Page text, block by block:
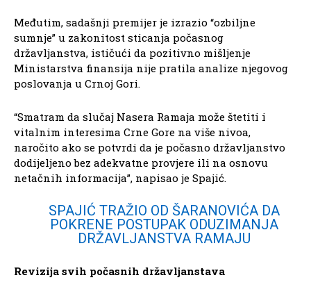
Međutim, sadašnji premijer je izrazio “ozbiljne
sumnje” u zakonitost sticanja počasnog
državljanstva, ističući da pozitivno mišljenje
Ministarstva finansija nije pratila analize njegovog
poslovanja u Crnoj Gori.
“Smatram da slučaj Nasera Ramaja može štetiti i
vitalnim interesima Crne Gore na više nivoa,
naročito ako se potvrdi da je počasno državljanstvo
dodijeljeno bez adekvatne provjere ili na osnovu
netačnih informacija”, napisao je Spajić.
SPAJIĆ TRAŽIO OD ŠARANOVIĆA DA
POKRENE POSTUPAK ODUZIMANJA
DRŽAVLJANSTVA RAMAJU
Revizija svih počasnih državljanstava